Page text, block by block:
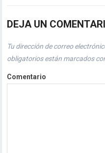
DEJA UN
Tu dirección de correo
obligatorios están marcados
Comentario